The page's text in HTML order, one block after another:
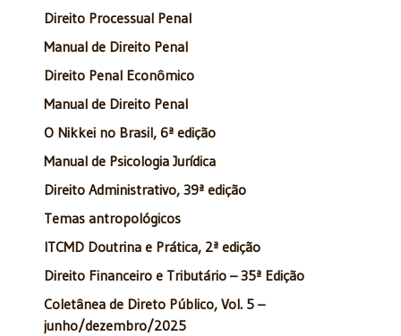
Direito Processual Penal
Manual de Direito Penal
Direito Penal Econômico
Manual de Direito Penal
O Nikkei no Brasil, 6ª edição
Manual de Psicologia Jurídica
Direito Administrativo, 39ª edição
Temas antropológicos
ITCMD Doutrina e Prática, 2ª edição
Direito Financeiro e Tributário – 35ª Edição
Coletânea de Direto Público, Vol. 5 –
junho/dezembro/2025